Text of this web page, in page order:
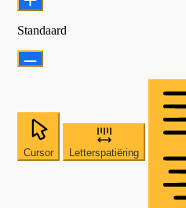
Standaard
Cursor Letterspatiëring